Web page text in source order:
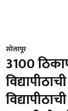
सोलापूर
3100